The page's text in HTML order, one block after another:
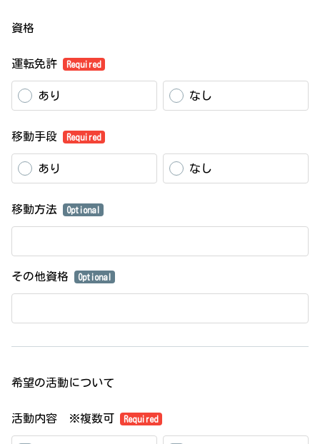
資格
運転免許 Required
あり なし
移動手段 Required
あり なし
移動方法 Optional
その他資格 Optional
希望の活動について
活動内容 ※複数可 Required